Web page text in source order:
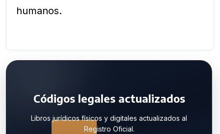
humanos.
Códigos legales actualizados
Libros jurídicos físicos y digitales actualizados al
Registro Oficial.